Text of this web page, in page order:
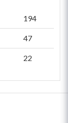
194
47
22